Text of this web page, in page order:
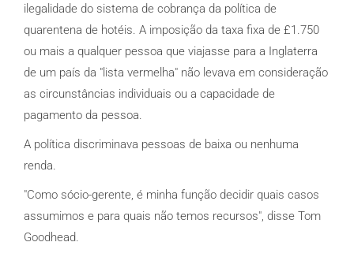
ilegalidade do sistema de cobrança da política de
quarentena de hotéis. A imposição da taxa fixa de £1.750
ou mais a qualquer pessoa que viajasse para a Inglaterra
de um país da "lista vermelha" não levava em consideração
as circunstâncias individuais ou a capacidade de
pagamento da pessoa.
A política discriminava pessoas de baixa ou nenhuma
renda.
"Como sócio-gerente, é minha função decidir quais casos
assumimos e para quais não temos recursos", disse Tom
Goodhead.